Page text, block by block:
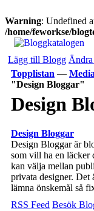
Warning: Undefined
/home/feworkse/
Lägg till Blogg
Topplistan —
"Design Bloggar"
Design
Design Bloggar
Design Bloggar är
som vill ha en läcker
kan välja mellan
privata designer. Det
lämna önskemål så
RSS Feed Besök